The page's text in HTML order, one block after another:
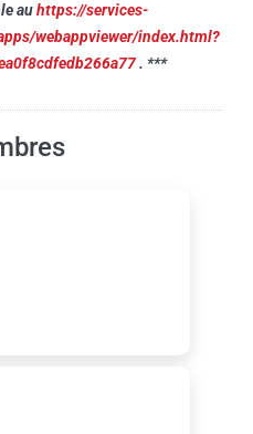
auhttps://services-
webappviewer/index.html?
. ***